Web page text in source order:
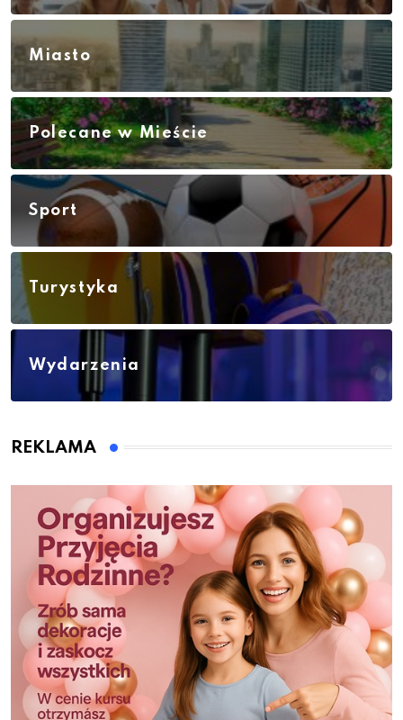
Miasto
Polecane w Mieście
Sport
Turystyka
Wydarzenia
REKLAMA